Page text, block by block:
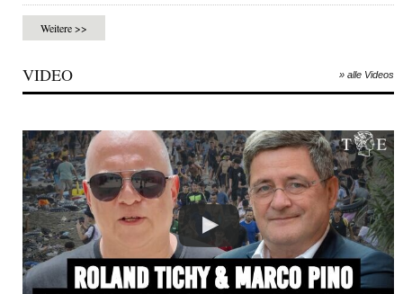
Weitere >>
VIDEO » alle Videos